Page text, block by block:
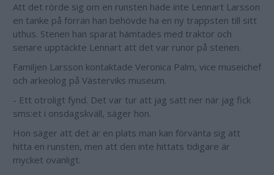
Att det rörde sig om en runsten hade inte Lennart Larsson
en tanke på förrän han behövde ha en ny trappsten till sitt
uthus. Stenen han sparat hämtades med traktor och
senare upptäckte Lennart att det var runor på stenen.
Familjen Larsson kontaktade Veronica Palm, vice museichef
och arkeolog på Västerviks museum.
- Ett otroligt fynd. Det var tur att jag satt ner när jag fick
sms:et i onsdagskväll, säger hon.
Hon säger att det är en plats man kan förvänta sig att
hitta en runsten, men att den inte hittats tidigare är
mycket ovanligt.